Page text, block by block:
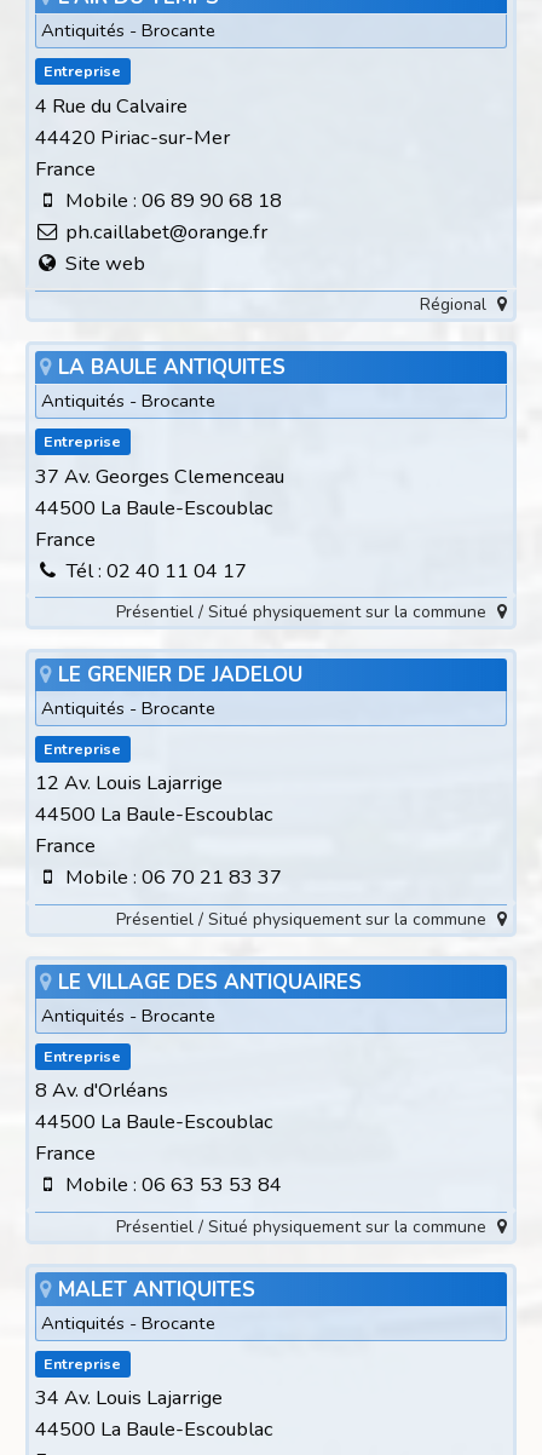
Antiquités - Brocante
Entreprise
4 Rue du Calvaire
44420 Piriac-sur-Mer
France
Mobile : 06 89 90 68 18
ph.caillabet@orange.fr
Site web
Régional
LA BAULE ANTIQUITES
Antiquités - Brocante
Entreprise
37 Av. Georges Clemenceau
44500 La Baule-Escoublac
France
Tél : 02 40 11 04 17
Présentiel / Situé physiquement sur la commune
LE GRENIER DE JADELOU
Antiquités - Brocante
Entreprise
12 Av. Louis Lajarrige
44500 La Baule-Escoublac
France
Mobile : 06 70 21 83 37
Présentiel / Situé physiquement sur la commune
LE VILLAGE DES ANTIQUAIRES
Antiquités - Brocante
Entreprise
8 Av. d'Orléans
44500 La Baule-Escoublac
France
Mobile : 06 63 53 53 84
Présentiel / Situé physiquement sur la commune
MALET ANTIQUITES
Antiquités - Brocante
Entreprise
34 Av. Louis Lajarrige
44500 La Baule-Escoublac